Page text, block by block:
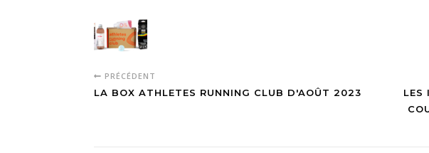
PRÉCÉDENT
LA BOX ATHLETES RUNNING CLUB D'AOÛT 2023
LES